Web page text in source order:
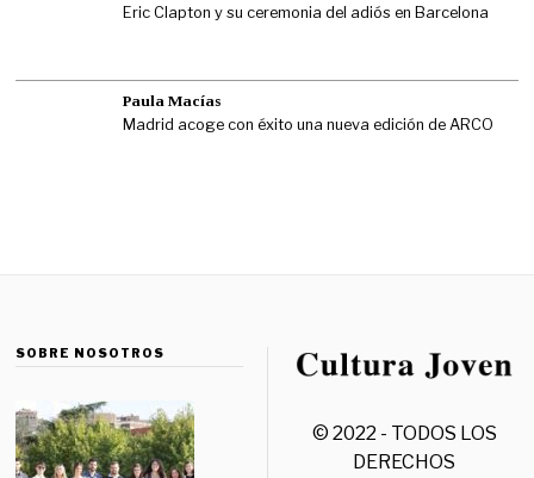
Eric Clapton y su ceremonia del adiós en Barcelona
Paula Macías
Madrid acoge con éxito una nueva edición de ARCO
SOBRE NOSOTROS
© 2022 - TODOS LOS
DERECHOS